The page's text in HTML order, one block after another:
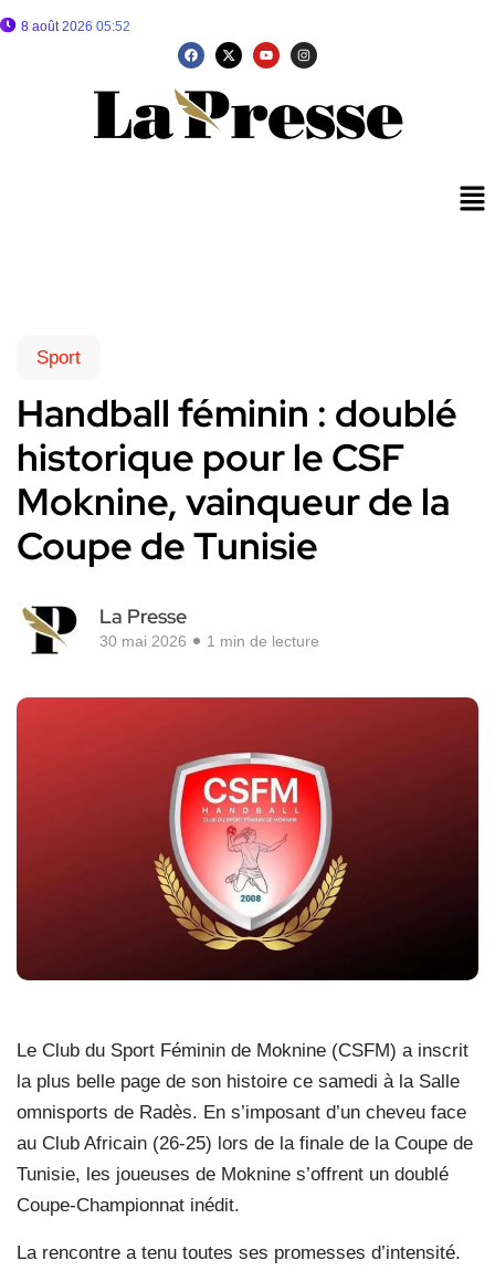
8 août 2026 05:52
Sport
Handball féminin : doublé
historique pour le CSF
Moknine, vainqueur de la
Coupe de Tunisie
La Presse
30 mai 2026 1 min de lecture
Le Club du Sport Féminin de Moknine (CSFM) a inscrit
la plus belle page de son histoire ce samedi à la Salle
omnisports de Radès. En s’imposant d’un cheveu face
au Club Africain (26-25) lors de la finale de la Coupe de
Tunisie, les joueuses de Moknine s’offrent un doublé
Coupe-Championnat inédit.
La rencontre a tenu toutes ses promesses d’intensité.